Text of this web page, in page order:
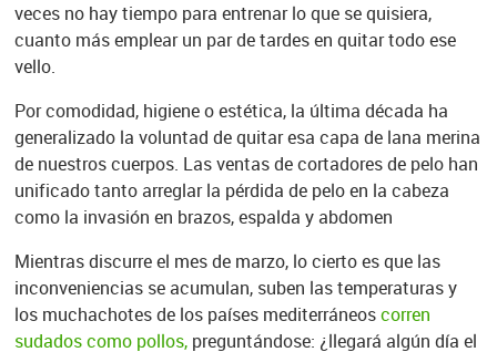
veces no hay tiempo para entrenar lo que se quisiera,
cuanto más emplear un par de tardes en quitar todo ese
vello.
Por comodidad, higiene o estética, la última década ha
generalizado la voluntad de quitar esa capa de lana merina
de nuestros cuerpos. Las ventas de cortadores de pelo han
unificado tanto arreglar la pérdida de pelo en la cabeza
como la invasión en brazos, espalda y abdomen
Mientras discurre el mes de marzo, lo cierto es que las
inconveniencias se acumulan, suben las temperaturas y
los muchachotes de los países mediterráneoscorren
sudados como pollos, preguntándose: ¿llegará algún día el